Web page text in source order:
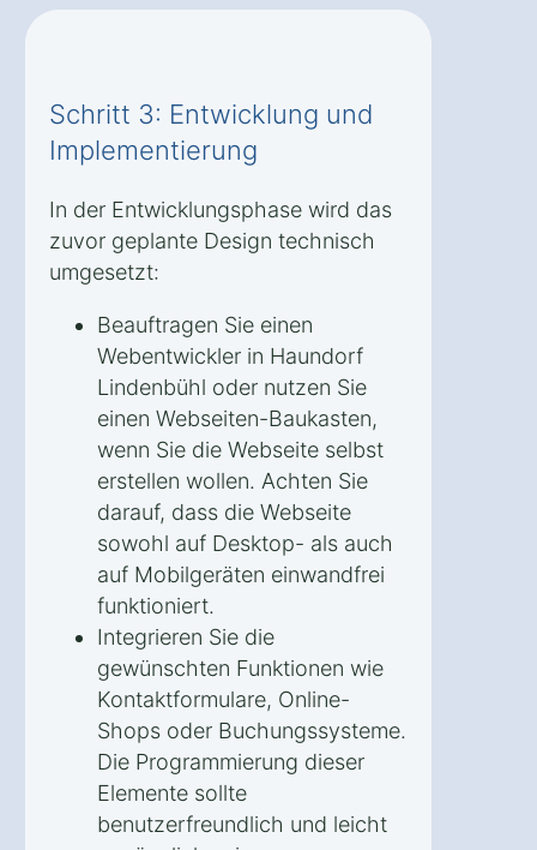
Schritt 3: Entwicklung und
Implementierung
In der Entwicklungsphase wird das
zuvor geplante Design technisch
umgesetzt:
Beauftragen Sie einen
Webentwickler in Haundorf
Lindenbühl oder nutzen Sie
einen Webseiten-Baukasten,
wenn Sie die Webseite selbst
erstellen wollen. Achten Sie
darauf, dass die Webseite
sowohl auf Desktop- als auch
auf Mobilgeräten einwandfrei
funktioniert.
Integrieren Sie die
gewünschten Funktionen wie
Kontaktformulare, Online-
Shops oder Buchungssysteme.
Die Programmierung dieser
Elemente sollte
benutzerfreundlich und leicht